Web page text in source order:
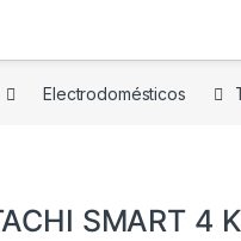
Electrodomésticos
SMART 4 K